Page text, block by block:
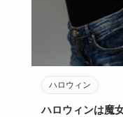
ハロウィン
ハロウィンは魔